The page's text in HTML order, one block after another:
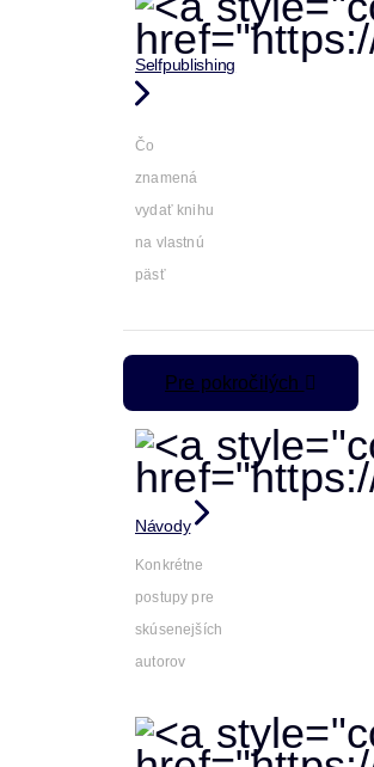
Selfpublishing
Čo
znamená
vydať knihu
na vlastnú
päsť
Pre pokročilých
Návody
Konkrétne
postupy pre
skúsenejších
autorov